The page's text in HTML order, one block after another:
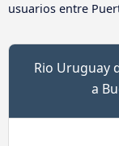
usuarios entre
Rio Uruguay
a